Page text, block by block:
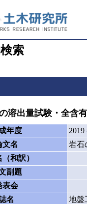
索
出量試験・全含
年度
文名
岩石
和訳）
副題
表会
名
地盤